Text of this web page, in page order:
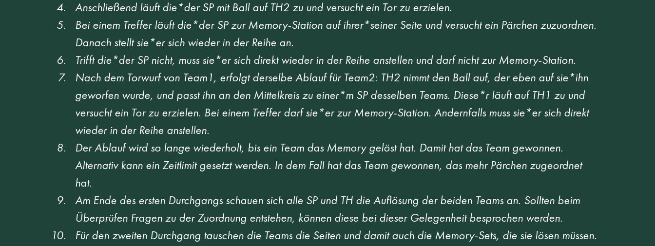
Anschließend läuft die*der SP mit Ball auf TH2 zu und versucht ein Tor zu erzielen.
Bei einem Treffer läuft die*der SP zur Memory-Station auf ihrer*seiner Seite und versucht ein Pärchen zuzuordnen.
Danach stellt sie*er sich wieder in der Reihe an.
Trifft die*der SP nicht, muss sie*er sich direkt wieder in der Reihe anstellen und darf nicht zur Memory-Station.
Nach dem Torwurf von Team1, erfolgt derselbe Ablauf für Team2: TH2 nimmt den Ball auf, der eben auf sie*ihn
geworfen wurde, und passt ihn an den Mittelkreis zu einer*m SP desselben Teams. Diese*r läuft auf TH1 zu und
versucht ein Tor zu erzielen. Bei einem Treffer darf sie*er zur Memory-Station. Andernfalls muss sie*er sich direkt
wieder in der Reihe anstellen.
Der Ablauf wird so lange wiederholt, bis ein Team das Memory gelöst hat. Damit hat das Team gewonnen.
Alternativ kann ein Zeitlimit gesetzt werden. In dem Fall hat das Team gewonnen, das mehr Pärchen zugeordnet
hat.
Am Ende des ersten Durchgangs schauen sich alle SP und TH die Auflösung der beiden Teams an. Sollten beim
Überprüfen Fragen zu der Zuordnung entstehen, können diese bei dieser Gelegenheit besprochen werden.
Für den zweiten Durchgang tauschen die Teams die Seiten und damit auch die Memory-Sets, die sie lösen müssen.